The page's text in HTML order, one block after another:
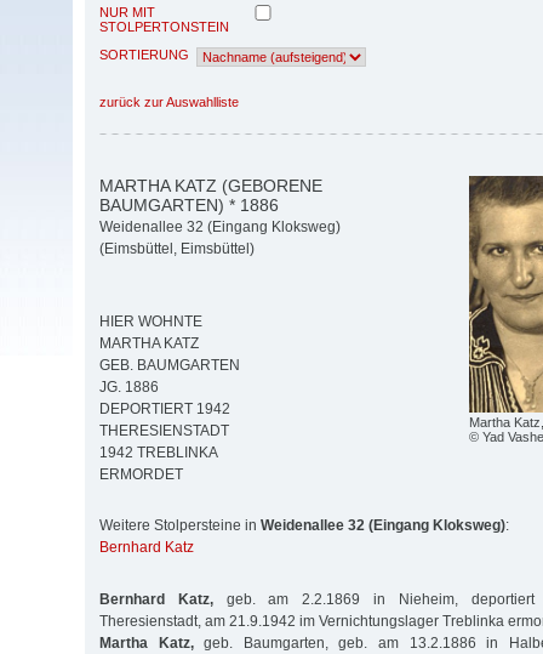
NUR MIT
STOLPERTONSTEIN
SORTIERUNG
zurück zur Auswahlliste
Martha
© Yad
MARTHA KATZ (GEBORENE
BAUMGARTEN) * 1886
Weidenallee 32 (Eingang Kloksweg)
(Eimsbüttel, Eimsbüttel)
HIER WOHNTE
MARTHA KATZ
GEB. BAUMGARTEN
JG. 1886
DEPORTIERT 1942
THERESIENSTADT
1942 TREBLINKA
ERMORDET
Weitere Stolpersteine in Weidenallee 32 (Eingang Kloksweg):
Bernhard Katz
Bernhard Katz,geb. am 2.2.1869 in Nieheim, deportiert
Theresienstadt, am 21.9.1942 im Vernichtungslager Treblinka
Martha Katz,geb. Baumgarten, geb. am 13.2.1886 in